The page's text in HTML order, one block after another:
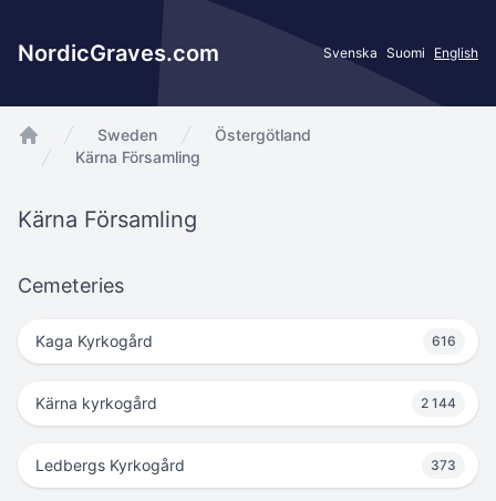
NordicGraves.com Svenska Suomi English
app.Start
Sweden
Östergötland
Kärna Församling
Kärna Församling
Cemeteries
Kaga Kyrkogård 616
Kärna kyrkogård 2 144
Ledbergs Kyrkogård 373